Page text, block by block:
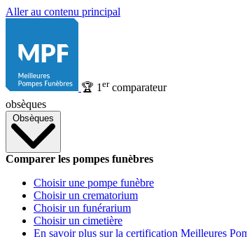
Aller au contenu principal
🏆 1 ercomparateur
obsèques
Obsèques
Comparer les pompes funèbres
Choisir une pompe funèbre
Choisir un crematorium
Choisir un funérarium
Choisir un cimetière
En savoir plus sur la certification Meilleures